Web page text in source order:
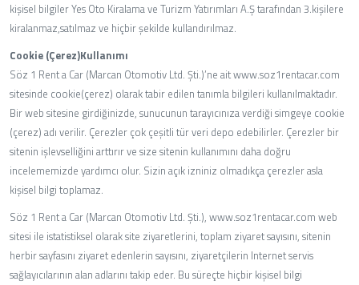
kişisel bilgiler Yes Oto Kiralama ve Turizm Yatırımları A.Ş tarafından 3.kişilere
kiralanmaz,satılmaz ve hiçbir şekilde kullandırılmaz.
Cookie (Çerez)Kullanımı
Söz 1 Rent a Car (Marcan Otomotiv Ltd. Şti.)’ne ait www.soz1rentacar.com
sitesinde cookie(çerez) olarak tabir edilen tanımla bilgileri kullanılmaktadır.
Bir web sitesine girdiğinizde, sunucunun tarayıcınıza verdiği simgeye cookie
(çerez) adı verilir. Çerezler çok çeşitli tür veri depo edebilirler. Çerezler bir
sitenin işlevselliğini arttırır ve size sitenin kullanımını daha doğru
incelememizde yardımcı olur. Sizin açık izniniz olmadıkça çerezler asla
kişisel bilgi toplamaz.
Söz 1 Rent a Car (Marcan Otomotiv Ltd. Şti.), www.soz1rentacar.com web
sitesi ile istatistiksel olarak site ziyaretlerini, toplam ziyaret sayısını, sitenin
herbir sayfasını ziyaret edenlerin sayısını, ziyaretçilerin Internet servis
sağlayıcılarının alan adlarını takip eder. Bu süreçte hiçbir kişisel bilgi